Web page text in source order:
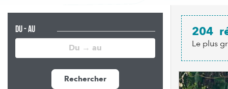
DU - AU
Rechercher
204
Le plus